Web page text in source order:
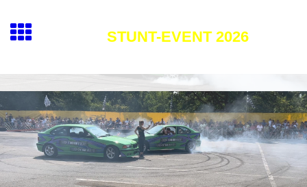
STUNT-EVENT 2026